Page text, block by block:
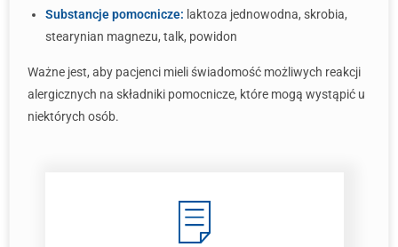
Substancje pomocnicze: laktoza jednowodna, skrobia,
stearynian magnezu, talk, powidon
Ważne jest, aby pacjenci mieli świadomość możliwych reakcji
alergicznych na składniki pomocnicze, które mogą wystąpić u
niektórych osób.